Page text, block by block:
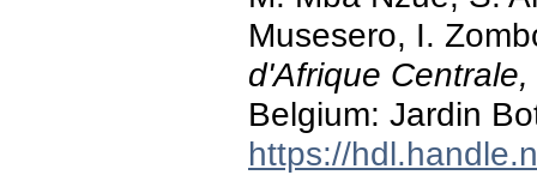
Musesero, I.
d'Afrique
Belgium: Jardin
https://